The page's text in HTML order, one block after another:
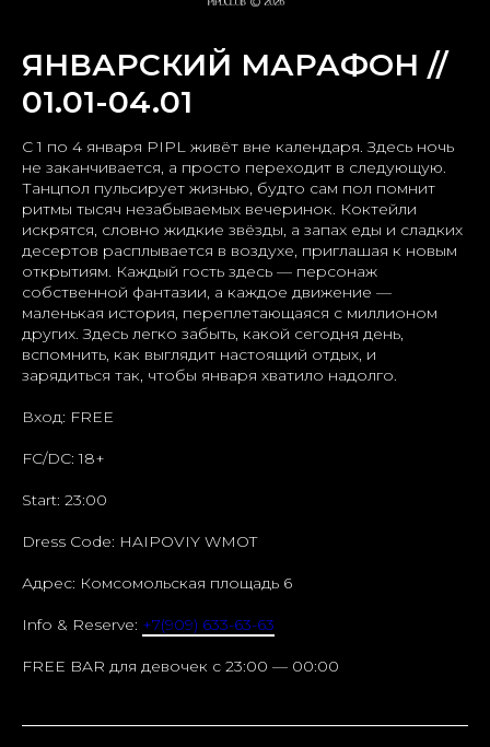
ЯНВАРСКИЙ МАРАФОН //
01.01-04.01
С 1 по 4 января PIPL живёт вне календаря. Здесь ночь
не заканчивается, а просто переходит в следующую.
Танцпол пульсирует жизнью, будто сам пол помнит
ритмы тысяч незабываемых вечеринок. Коктейли
искрятся, словно жидкие звёзды, а запах еды и сладких
десертов расплывается в воздухе, приглашая к новым
открытиям. Каждый гость здесь — персонаж
собственной фантазии, а каждое движение —
маленькая история, переплетающаяся с миллионом
других. Здесь легко забыть, какой сегодня день,
вспомнить, как выглядит настоящий отдых, и
зарядиться так, чтобы января хватило надолго.
Вход: FREE
FC/DC: 18+
Start: 23:00
Dress Code: HAIPOVIY WMOT
Адрес: Комсомольская площадь 6
Info & Reserve: +7(909) 633-63-63
FREE BAR для девочек c 23:00 — 00:00